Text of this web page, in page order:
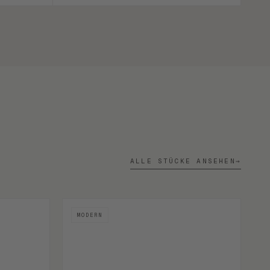
ALLE STÜCKE ANSEHEN →
MODERN